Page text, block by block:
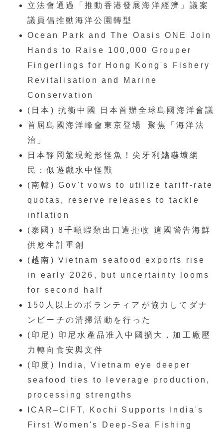
立法會通過「推動香港發展海洋經濟」議案
議員倡推動海洋公園轉型
Ocean Park and The Oasis ONE Join
Hands to Raise 100,000 Grouper
Fingerlings for Hong Kong's Fishery
Revitalisation and Marine
Conservation
(日本) 抗衡中國 日本首辦全球島國海洋會議
首屆島國海洋峰會東京登場 聚焦「海洋法
治」
日本靜岡驚現蛇形怪魚！尖牙利鰭嚇壞網
民：似遊戲水中怪獸
(南韓) Gov't vows to utilize tariff-rate
quotas, reserve releases to tackle
inflation
(泰國) 8千噸蝦類出口遭拒收 這國警告海鮮
供應生計重創
(越南) Vietnam seafood exports rise
in early 2026, but uncertainty looms
for second half
150人以上のボランティアが協力してダナ
ンビーチの清掃活動を行った
(印尼) 印尼水產品准入中國擴大，加工廠壓
力轉向食安與文件
(印度) India, Vietnam eye deeper
seafood ties to leverage production,
processing strengths
ICAR–CIFT, Kochi Supports India's
First Women's Deep-Sea Fishing